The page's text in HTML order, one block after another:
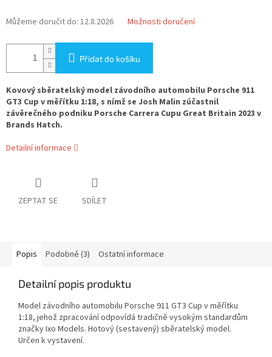
Můžeme doručit do: 12.8.2026 Možnosti doručení
Přidat do košíku
Kovový sběratelský model závodního automobilu Porsche 911
GT3 Cup v měřítku 1:18, s nímž se Josh Malin zúčastnil
závěrečného podniku Porsche Carrera Cupu Great Britain 2023 v
Brands Hatch.
Detailní informace
ZEPTAT SE SDÍLET
Popis Podobné (3) Ostatní informace
Detailní popis produktu
Model závodního automobilu Porsche 911 GT3 Cup v měřítku
1:18, jehož zpracování odpovídá tradičně vysokým standardům
značky Ixo Models. Hotový (sestavený) sběratelský model.
Určen k vystavení.